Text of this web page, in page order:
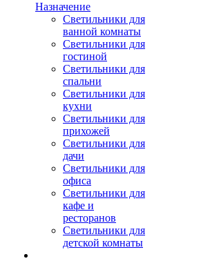
Назначение
Светильники для
ванной комнаты
Светильники для
гостиной
Светильники для
спальни
Светильники для
кухни
Светильники для
прихожей
Светильники для
дачи
Светильники для
офиса
Светильники для
кафе и
ресторанов
Светильники для
детской комнаты